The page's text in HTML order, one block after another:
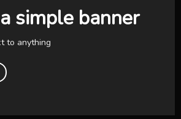
simple banner
to anything